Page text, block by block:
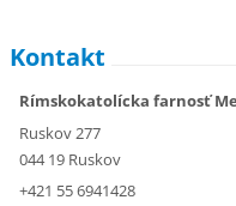
Kontakt
Rímskokatolícka farnosť
Ruskov 277
044 19 Ruskov
+421 55 6941428